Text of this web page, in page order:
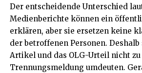
Der entscheidende Unterschied
Medienberichte können ein
erklären, aber sie ersetzen keine
der betroffenen Personen.
Artikel und das OLG-Urteil nicht
Trennungsmeldung umdeuten.